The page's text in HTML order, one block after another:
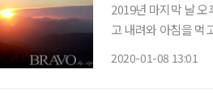
2019년 마지막 날
고 내려와 아침을 먹고 태백산을 오르기
2020-01-08 13:01